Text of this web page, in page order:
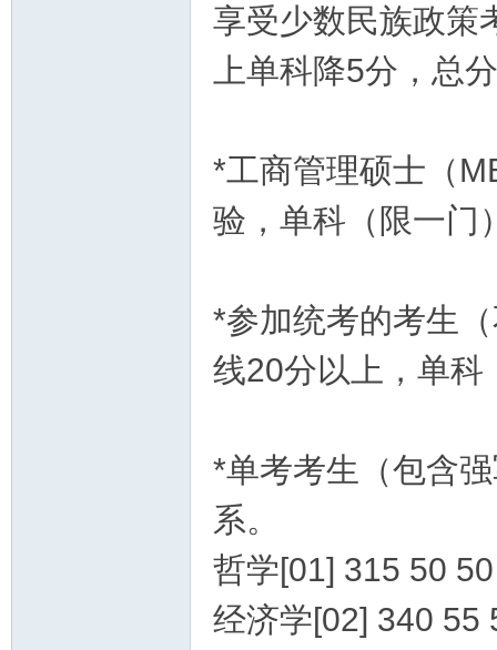
享受少数民族政策
上单科降5分，总
*工商管理硕士（
验，单科（限一门
*参加统考的考生
线20分以上，单科
*单考考生（包含
系。
哲学[01] 315 50
经济学[02] 340 55